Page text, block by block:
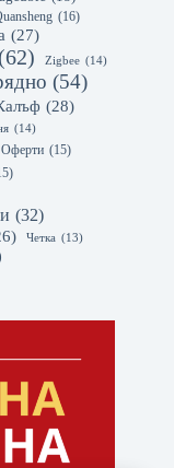
(16)
(27)
(62) Zigbee (14)
(54)
(28)
(14)
Оферти (15)
(32)
Четка (13)